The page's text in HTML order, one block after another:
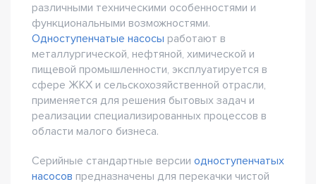
различными техническими особенностями и
функциональными возможностями.
Одноступенчатые насосы работают в
металлургической, нефтяной, химической и
пищевой промышленности, эксплуатируется в
сфере ЖКХ и сельскохозяйственной отрасли,
применяется для решения бытовых задач и
реализации специализированных процессов в
области малого бизнеса.
Серийные стандартные версии одноступенчатых
насосов предназначены для перекачки чистой